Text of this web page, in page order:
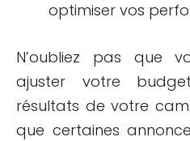
optimiser vos
N’oubliez pas que
ajuster votre
résultats de votre
que certaines